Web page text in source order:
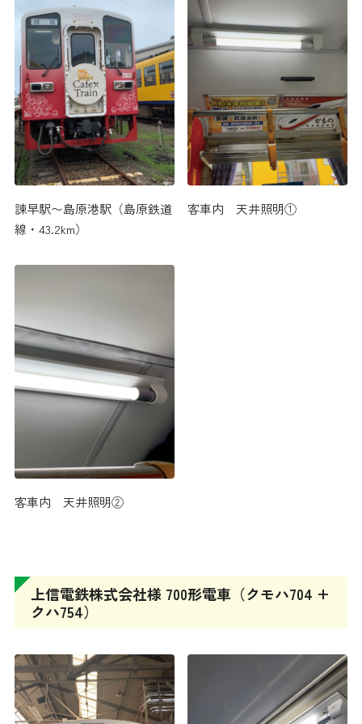
諫早駅〜島原港駅（島原鉄道
線・43.2km）
客車内 天井照明①
客車内 天井照明②
上信電鉄株式会社様 700形電車（クモハ704 +
クハ754）